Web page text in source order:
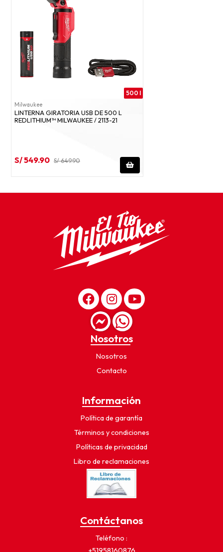
500 l
Milwaukee
LINTERNA GIRATORIA USB DE 500 L
REDLITHIUM™ MILWAUKEE / 2113-21
S/ 549.90 S/ 649.90
Nosotros
Nosotros
Contacto
Información
Política de garantía
Términos y condiciones
Políticas de privacidad
Libro de reclamaciones
Contáctanos
Teléfono